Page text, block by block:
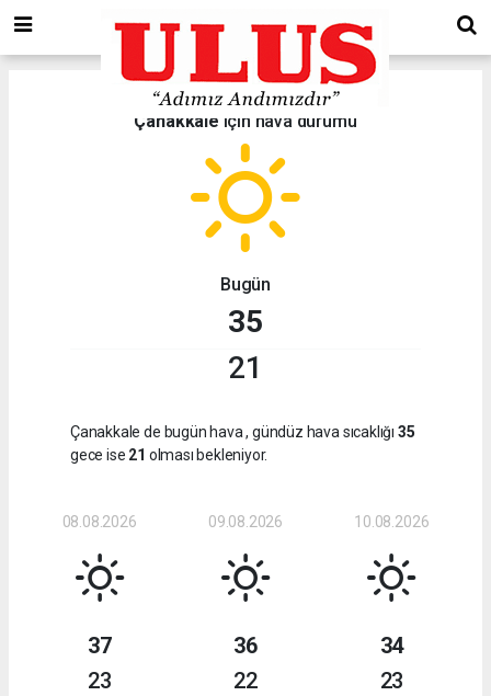
Çanakkale için hava durumu
Bugün
35
21
Çanakkale de bugün hava, gündüz hava sıcaklığı 35
gece ise 21 olması bekleniyor.
08.08.2026
37
23
09.08.2026
36
22
10.08.2026
34
23